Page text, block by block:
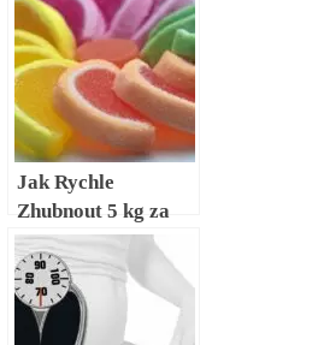
Jak Rychle
Zhubnout 5 kg za
Týden: Intenzivní
Postupy